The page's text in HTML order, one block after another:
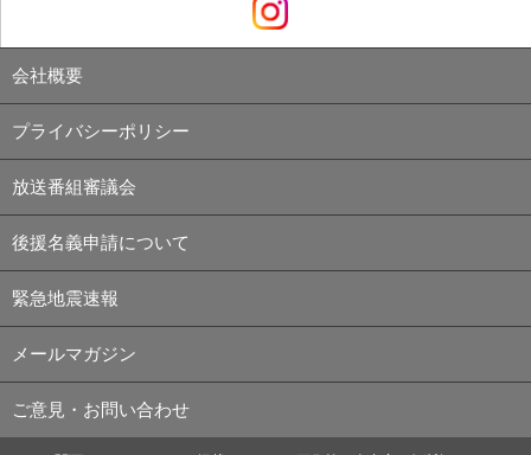
会社概要
プライバシーポリシー
放送番組審議会
後援名義申請について
緊急地震速報
メールマガジン
ご意見・お問い合わせ